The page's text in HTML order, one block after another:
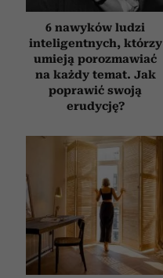
6 nawyków ludzi
inteligentnych, którzy
umieją porozmawiać
na każdy temat. Jak
poprawić swoją
erudycję?